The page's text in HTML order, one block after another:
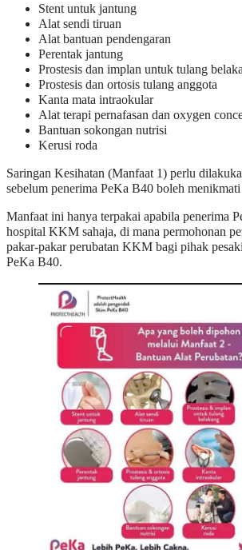
Stent untuk jantung
Alat sendi tiruan
Alat bantuan pendengaran
Perentak jantung
Prostesis dan implan untuk tulang
Prostesis dan ortosis tulang anggota
Kanta mata intraokular
Alat terapi pernafasan dan oxygen
Bantuan sokongan nutrisi
Kerusi roda
Saringan Kesihatan (Manfaat 1) perlu
sebelum penerima PeKa B40 boleh
Manfaat ini hanya terpakai apabila penerima
hospital KKM sahaja, di mana permohonan
pakar-pakar perubatan KKM bagi pihak
PeKa B40.